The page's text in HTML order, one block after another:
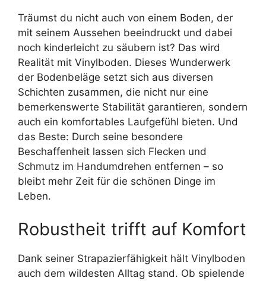
Träumst du nicht auch von einem Boden, der
mit seinem Aussehen beeindruckt und dabei
noch kinderleicht zu säubern ist? Das wird
Realität mit Vinylboden. Dieses Wunderwerk
der Bodenbeläge setzt sich aus diversen
Schichten zusammen, die nicht nur eine
bemerkenswerte Stabilität garantieren, sondern
auch ein komfortables Laufgefühl bieten. Und
das Beste: Durch seine besondere
Beschaffenheit lassen sich Flecken und
Schmutz im Handumdrehen entfernen – so
bleibt mehr Zeit für die schönen Dinge im
Leben.
Robustheit trifft auf Komfort
Dank seiner Strapazierfähigkeit hält Vinylboden
auch dem wildesten Alltag stand. Ob spielende